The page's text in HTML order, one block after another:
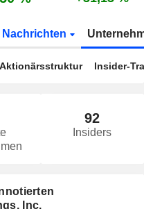
Nachrichten
Aktionärsstruktur Insider-
92
Insiders
Inc.